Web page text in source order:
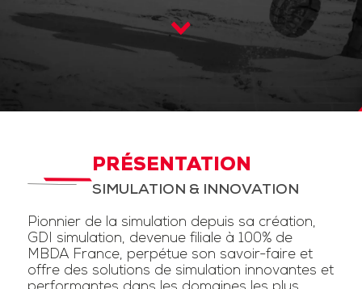
PRÉSENTATION
SIMULATION & INNOVATION
Pionnier de la simulation depuis sa création,
GDI simulation, devenue filiale à 100% de
MBDA France, perpétue son savoir-faire et
offre des solutions de simulation innovantes et